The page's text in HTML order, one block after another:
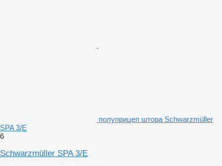
полуприцеп штора Schwarzmüller
SPA 3/E
6
Schwarzmüller SPA 3/E